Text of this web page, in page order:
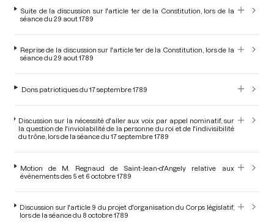
Suite de la discussion sur l'article 1er de la Constitution, lors de la
séance du 29 aout 1789
Reprise de la discussion sur l'article 1er de la Constitution, lors de la
séance du 29 aout 1789
Dons patriotiques du 17 septembre 1789
Discussion sur la nécessité d'aller aux voix par appel nominatif, sur
la question de l'inviolabilité de la personne du roi et de l'indivisibilité
du trône, lors de la séance du 17 septembre 1789
Motion de M. Regnaud de Saint-Jean-d'Angely relative aux
événements des 5 et 6 octobre 1789
Discussion sur l'article 9 du projet d'organisation du Corps législatif,
lors de la séance du 8 octobre 1789